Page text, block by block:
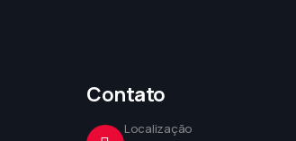
Contato
Localização